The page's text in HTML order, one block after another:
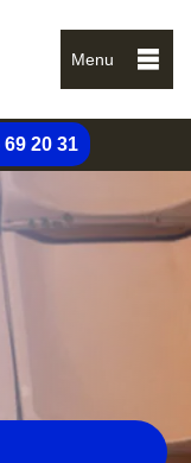
Menu
69 20 31